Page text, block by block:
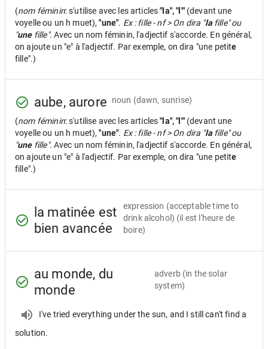
(nom féminin: s'utilise avec les articles"la", "l'" (devant une
voyelle ou un h muet),"une". Ex : fille - nf > On dira "lafille" ou
"unefille". Avec un nom féminin, l'adjectif s'accorde. En général,
on ajoute un "e" à l'adjectif. Par exemple, on dira "une petite
fille".)
aube, aurore noun (dawn, sunrise)
(nom féminin: s'utilise avec les articles"la", "l'" (devant une
voyelle ou un h muet),"une". Ex : fille - nf > On dira "lafille" ou
"unefille". Avec un nom féminin, l'adjectif s'accorde. En général,
on ajoute un "e" à l'adjectif. Par exemple, on dira "une petite
fille".)
la matinée est
bien avancée
expression (acceptable time to
drink alcohol) (il est l'heure de
boire)
au monde, du
monde
adverb (in the solar
system)
I've tried everything under the sun, and I still can't find a
solution.